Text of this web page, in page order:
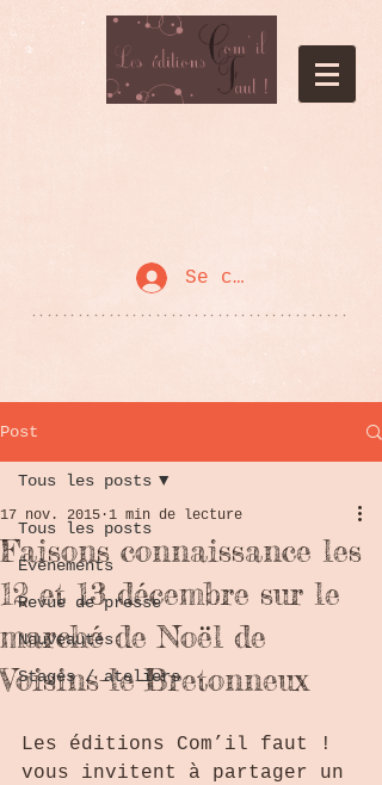
Se connecter
*****************************************
Post
Tous les posts
Évènements
Revue de presse
Nouveautés
Stages / ateliers
Tous les posts
Faisons connaissance les
12 et 13 décembre sur le
marché de Noël de
Voisins-le-Bretonneux
17 nov. 2015 1 min de lecture
Les éditions Com’il faut !
vous invitent à partager un